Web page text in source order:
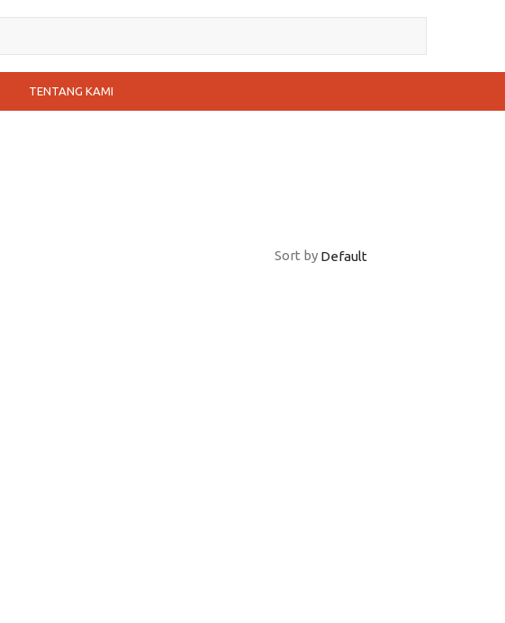
TENTANG KAMI
Sort by